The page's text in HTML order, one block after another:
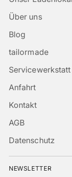
Über uns
Blog
tailormade
Servicewerkstatt
Anfahrt
Kontakt
AGB
Datenschutz
NEWSLETTER